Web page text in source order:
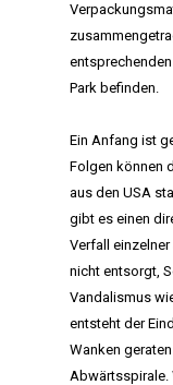
Park befinden.
Ein Anfang ist
Folgen können
aus den USA
gibt es einen
Verfall einzelner
nicht entsorgt,
Vandalismus
entsteht der
Wanken
Abwärtsspirale.